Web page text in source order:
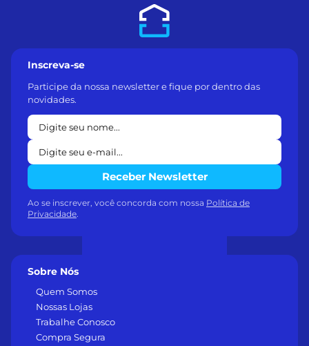
Sobre Nós
Quem Somos
Nossas Lojas
Trabalhe Conosco
Compra Segura
Inscreva-se
Participe da nossa newsletter e fique por dentro das
novidades.
Receber Newsletter
Ao se inscrever, você concorda com nossa Política de
Privacidade